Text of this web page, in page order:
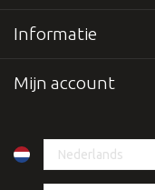
Informatie
Mijn account